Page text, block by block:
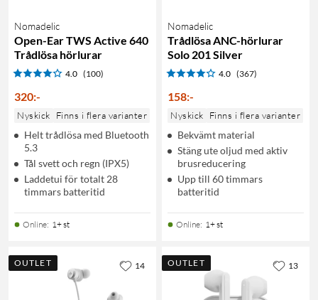
Nomadelic
Open-Ear TWS Active 640
Trådlösa hörlurar
4.0 (100)
320:-
Nyskick Finns i flera varianter
Helt trådlösa med Bluetooth
5.3
Tål svett och regn (IPX5)
Laddetui för totalt 28
timmars batteritid
Online: 1+ st
Nomadelic
Trådlösa ANC-hörlurar
Solo 201 Silver
4.0 (367)
158:-
Nyskick Finns i flera varianter
Bekvämt material
Stäng ute oljud med aktiv
brusreducering
Upp till 60 timmars
batteritid
Online: 1+ st
OUTLET 14 OUTLET 13